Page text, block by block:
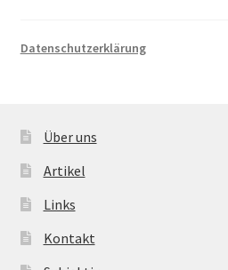
Datenschutzerklärung
Über uns
Artikel
Links
Kontakt